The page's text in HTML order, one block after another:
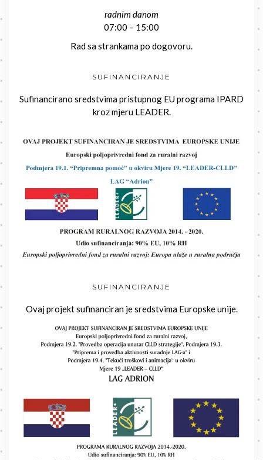
radnim danom
07:00 – 15:00
Rad sa strankama po dogovoru.
SUFINANCIRANJE
Sufinancirano sredstvima pristupnog EU programa IPARD
kroz mjeru LEADER.
SUFINANCIRANJE
Ovaj projekt sufinanciran je sredstvima Europske unije.